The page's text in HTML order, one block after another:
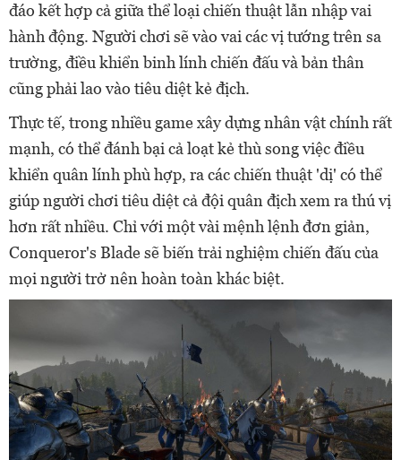
đáo kết hợp cả giữa thể loại chiến thuật lẫn nhập vai
hành động. Người chơi sẽ vào vai các vị tướng trên sa
trường, điều khiển binh lính chiến đấu và bản thân
cũng phải lao vào tiêu diệt kẻ địch.
Thực tế, trong nhiều game xây dựng nhân vật chính rất
mạnh, có thể đánh bại cả loạt kẻ thù song việc điều
khiển quân lính phù hợp, ra các chiến thuật 'dị' có thể
giúp người chơi tiêu diệt cả đội quân địch xem ra thú vị
hơn rất nhiều. Chỉ với một vài mệnh lệnh đơn giản,
Conqueror's Blade sẽ biến trải nghiệm chiến đấu của
mọi người trở nên hoàn toàn khác biệt.